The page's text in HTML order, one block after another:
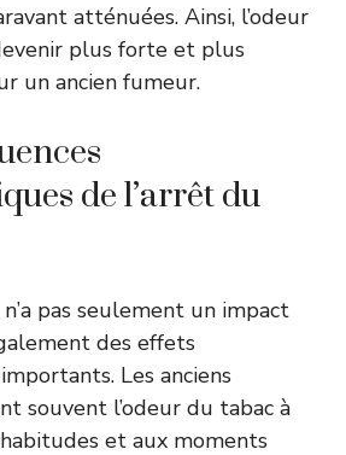
atténuées. Ainsi, l’odeur
plus forte et plus
un ancien fumeur.
de l’arrêt du
pas seulement un impact
des effets
Les anciens
souvent l’odeur du tabac à
et aux moments